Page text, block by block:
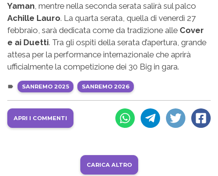
Yaman , mentre nella seconda serata salirà sul palco
Achille Lauro. La quarta serata, quella di venerdì 27
febbraio, sarà dedicata come da tradizione alle Cover
e ai Duetti. Tra gli ospiti della serata d’apertura, grande
attesa per la performance internazionale che aprirà
ufficialmente la competizione dei 30 Big in gara.
SANREMO 2025 SANREMO 2026
APRI I COMMENTI
CARICA ALTRO